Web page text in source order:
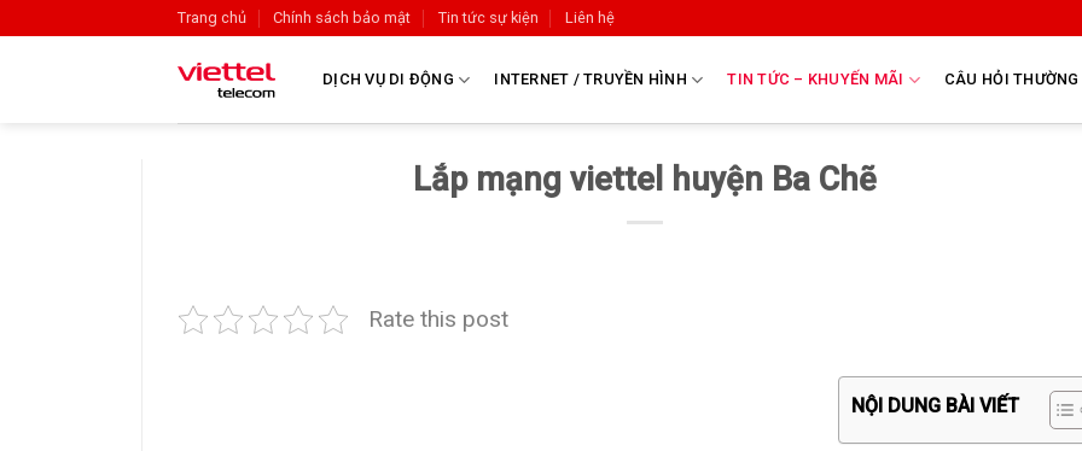
Trang chủ Chính sách bảo mật Tin tức sự kiện Liên hệ
DỊCH VỤ DI ĐỘNG INTERNET / TRUYỀN HÌNH TIN TỨC – KHUYẾN MÃI CÂU HỎI THƯỜNG
Lắp mạng viettel huyện Ba Chẽ
Rate this post
NỘI DUNG BÀI VIẾT